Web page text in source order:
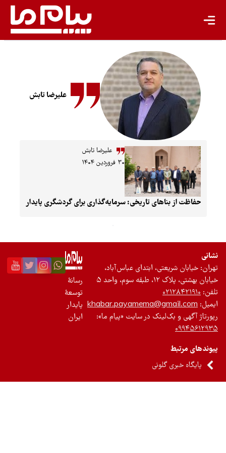
گردشگری پایدار
اقتصاد سبز
معیشت پایدار
مسئولیت اجتماعی شرکت‌ها
بیشتر
سبک زندگی
جهان پژوهش
تجدیدپذیر
تازه‌ها
باشگاه نویسندگان
علیرضا تابش
علیرضا تابش
۳۰ فروردین ۱۴۰۴
حفاظت از بناهای تاریخی: سرمایه‌گذاری برای گردشگری پایدار
نشانی
تهران: خیابان شریعتی، ابتدای عباس‌آباد،
خیابان بهشتی، پلاک ۱۲، طبقه سوم، واحد ۵
تلفن: ۰۲۱۲۸۴۲۱۹۱۰
ایمیل: khabar.payamema@gmail.com
رپورتاژ آگهی و بک‌لینک در سایت «پیام ما»:
۰۹۹۴۵۶۱۲۹۳۵
پیوندهای مرتبط
پایگاه خبری گلونی
رسانۀ
توسعۀ
پایدار
ایران